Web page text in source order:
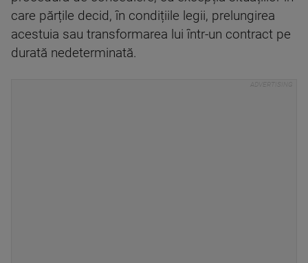
care părțile decid, în condițiile legii, prelungirea
acestuia sau transformarea lui într-un contract pe
durată nedeterminată.